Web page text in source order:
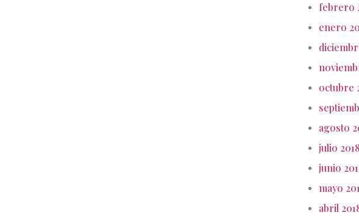
febrero
enero
octubre
agosto
julio 2018
junio
mayo
abril